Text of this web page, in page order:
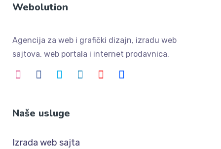
Webolution
Agencija za web i grafički dizajn, izradu web
sajtova, web portala i internet prodavnica.
Naše usluge
Izrada web sajta